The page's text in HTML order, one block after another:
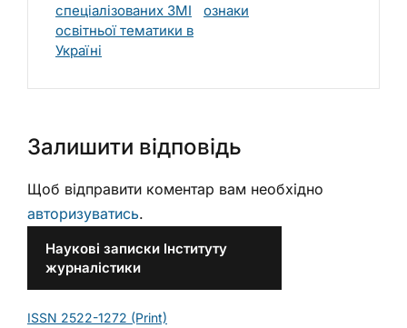
спеціалізованих ЗМІ
освітньої тематики в
Україні
ознаки
Залишити відповідь
Щоб відправити коментар вам необхідно
авторизуватись.
Наукові записки Інституту
журналістики
ISSN 2522-1272 (Print)